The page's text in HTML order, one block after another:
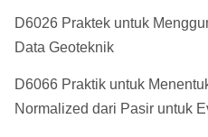
D6026 Praktek untuk
Data Geoteknik
D6066 Praktik untuk
Normalized dari Pasir untuk